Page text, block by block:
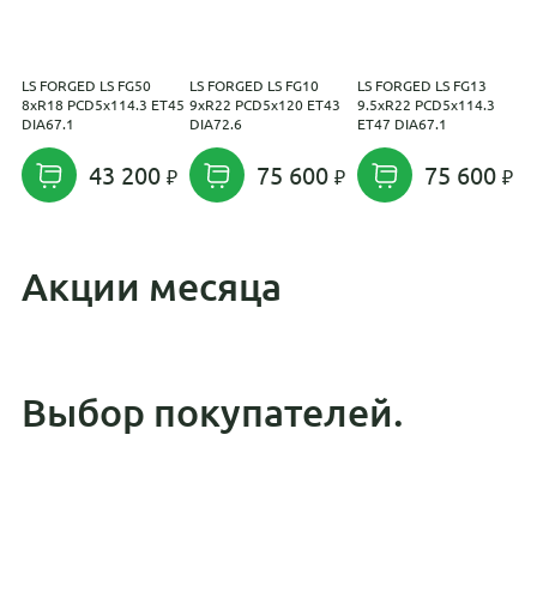
LS FORGED LS FG50
8xR18 PCD5x114.3 ET45
DIA67.1
43 200
LS FORGED LS FG10
9xR22 PCD5x120 ET43
DIA72.6
75 600
LS FORGED LS FG13
9.5xR22 PCD5x114.3
ET47 DIA67.1
75 600
Акции месяца
Выбор покупателей.